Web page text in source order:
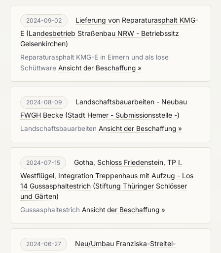
2024-09-02
Lieferung von Reparaturasphalt KMG-
E (Landesbetrieb Straßenbau NRW - Betriebssitz
Gelsenkirchen)
Reparaturasphalt KMG-E in Eimern und als lose
Schüttware Ansicht der Beschaffung »
2024-08-09
Landschaftsbauarbeiten - Neubau
FWGH Becke (Stadt Hemer - Submissionsstelle -)
Landschaftsbauarbeiten Ansicht der Beschaffung »
2024-07-15
Gotha, Schloss Friedenstein, TP I.
Westflügel, Integration Treppenhaus mit Aufzug - Los
14 Gussasphaltestrich (Stiftung Thüringer Schlösser
und Gärten)
Gussasphaltestrich Ansicht der Beschaffung »
2024-06-27
Neu/Umbau Franziska-Streitel-